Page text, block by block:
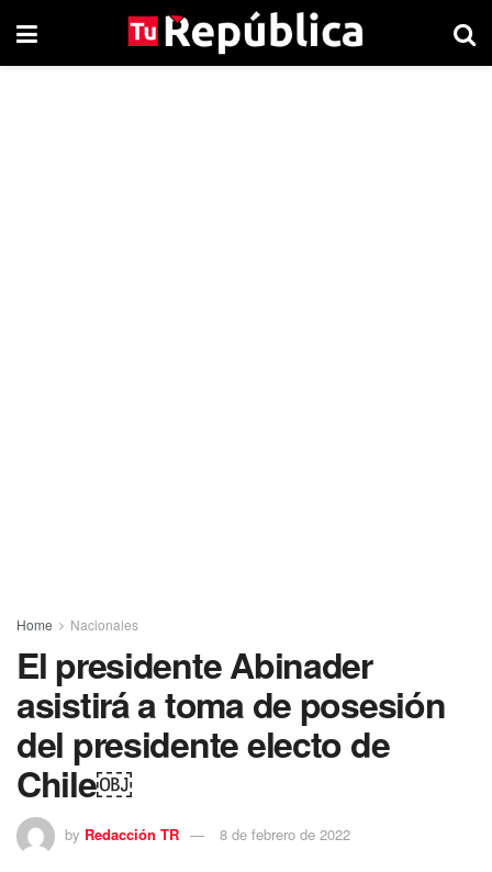
Home Nacionales
El presidente Abinader
asistirá a toma de posesión
del presidente electo de
Chile￼
by Redacción TR 8 de febrero de 2022